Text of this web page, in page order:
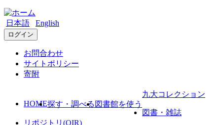
日本語 English
ログイン
お問合わせ
サイトポリシー
寄附
HOME探す・調べる 図書館を使う
九大コレクション
図書・雑誌
リポジトリ(QIR)